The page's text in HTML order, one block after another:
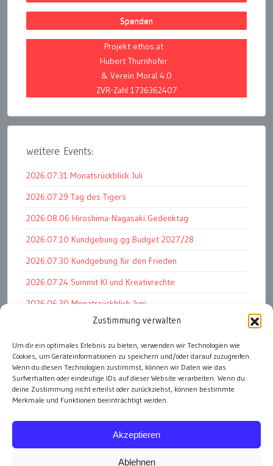
Zustimmung verwalten
Um dir ein optimales Erlebnis zu bieten, verwenden wir Technologien wie
Cookies, um Geräteinformationen zu speichern und/oder darauf zuzugreifen.
Wenn du diesen Technologien zustimmst, können wir Daten wie das
Surfverhalten oder eindeutige IDs auf dieser Website verarbeiten. Wenn du
deine Zustimmung nicht erteilst oder zurückziehst, können bestimmte
Merkmale und Funktionen beeinträchtigt werden.
Akzeptieren
Ablehnen
Spenden
Projekt ethos.at
Hubert Thurnhofer
& Verein Moral 4.0
ZVR-Zahl 1736362407
weitere Events:
2026.07.31 Monatsrückblick Juli
2026.07.29 Tag des Tigers
2026.08.06 Hiroshima-Nagasaki Gedenktag
2026.07.10 Kundgebung gg Budget 2027/28
2026.07.30 Kundgebung für den Frieden
2026.07.24 Summit KI und Kreativrechte
2026.06.30 Monatsrückblick Juni
2026.07.11 Worauf es letztlich ankommt
2026.07.01 Markenwert Studie 2026
2026.07.07 Open Space im Weltmuseum
alle Events